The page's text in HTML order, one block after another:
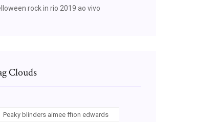
rock in rio 2019 ao vivo
Clouds
Peaky blinders aimee ffion edwards